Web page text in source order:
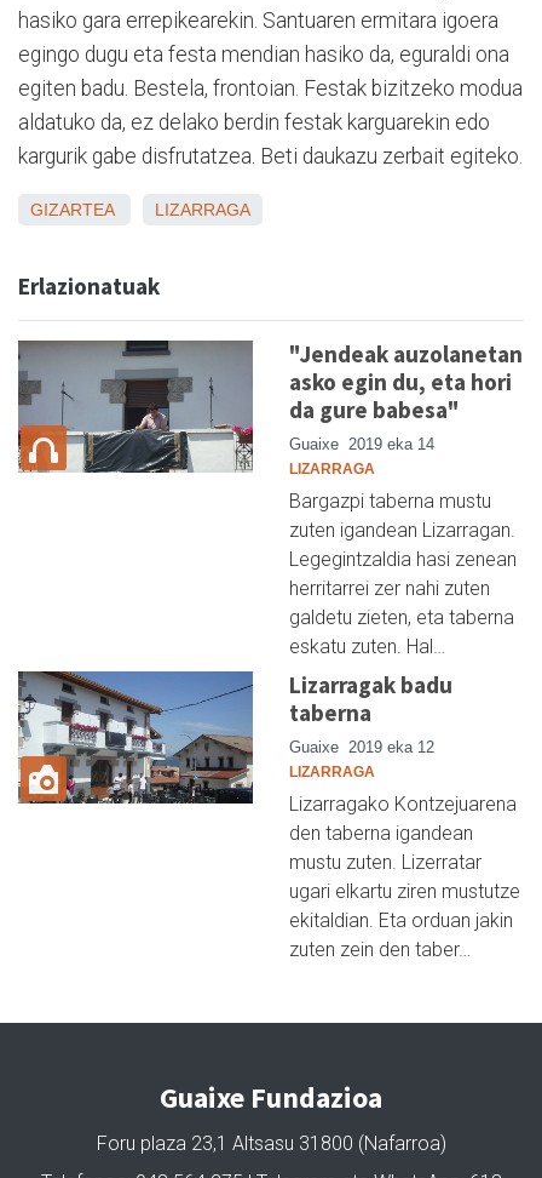
hasiko gara errepikearekin. Santuaren ermitara igoera
egingo dugu eta festa mendian hasiko da, eguraldi ona
egiten badu. Bestela, frontoian. Festak bizitzeko modua
aldatuko da, ez delako berdin festak karguarekin edo
kargurik gabe disfrutatzea. Beti daukazu zerbait egiteko.
GIZARTEA LIZARRAGA
Erlazionatuak
"Jendeak auzolanetan
asko egin du, eta hori
da gure babesa"
Guaixe 2019 eka 14
LIZARRAGA
Bargazpi taberna mustu
zuten igandean Lizarragan.
Legegintzaldia hasi zenean
herritarrei zer nahi zuten
galdetu zieten, eta taberna
eskatu zuten. Hal…
Lizarragak badu
taberna
Guaixe 2019 eka 12
LIZARRAGA
Lizarragako Kontzejuarena
den taberna igandean
mustu zuten. Lizerratar
ugari elkartu ziren mustutze
ekitaldian. Eta orduan jakin
zuten zein den taber…
Guaixe Fundazioa
Foru plaza 23,1 Altsasu 31800 (Nafarroa)